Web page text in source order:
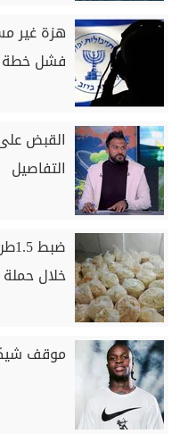
هزة غير
فشل خطة
القبض
التفاصيل
خلال
موقف